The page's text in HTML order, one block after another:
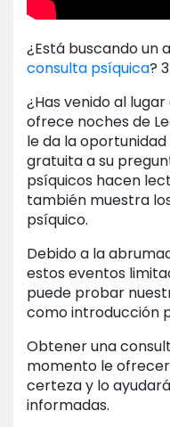
¿Está buscando un
consulta psíquica?
¿Has venido al
ofrece noches de
le da la
gratuita a su
psíquicos hacen
también muestra
psíquico.
Debido a la
estos eventos
puede probar
como introducción
Obtener una
momento le
certeza y lo
informadas.